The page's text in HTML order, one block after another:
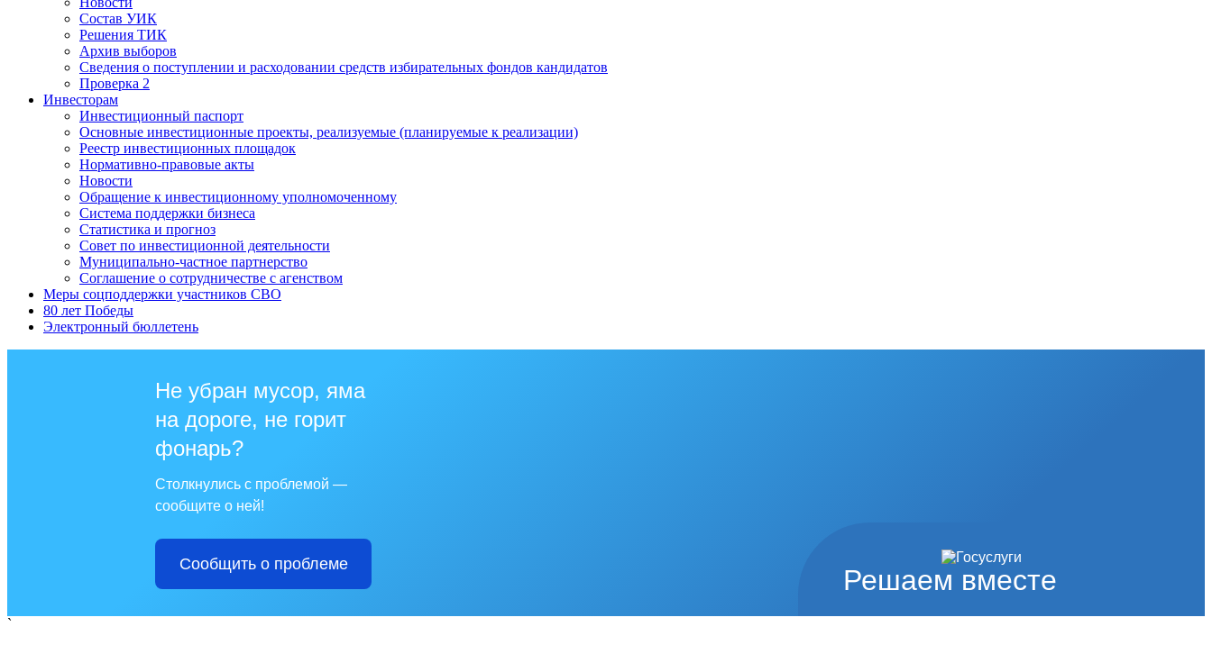
Состав УИК
Решения ТИК
Архив выборов
Сведения о поступлении и расходовании средств избирательных фондов кандидатов
Проверка 2
Инвесторам
Инвестиционный паспорт
Основные инвестиционные проекты, реализуемые (планируемые к реализации)
Реестр инвестиционных площадок
Нормативно-правовые акты
Новости
Обращение к инвестиционному уполномоченному
Система поддержки бизнеса
Статистика и прогноз
Совет по инвестиционной деятельности
Муниципально-частное партнерство
Соглашение о сотрудничестве с агенством
Меры соцподдержки участников СВО
80 лет Победы
Электронный бюллетень
Решаем вместе
Не убран мусор, яма
на дороге, не горит
фонарь?
Столкнулись с проблемой —
сообщите о ней!
Сообщить о проблеме
`